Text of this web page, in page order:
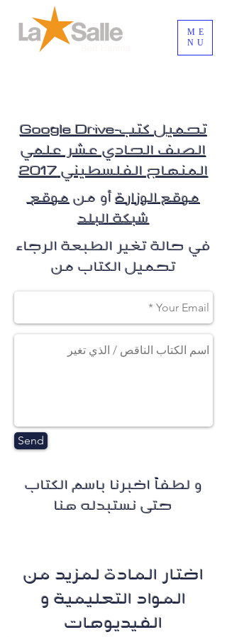
ME
NU
Google Drive-تحميل كتب
الصف الحادي عشر علمي
المنهاج الفلسطيني 2017
موقع الوزارةأو منموقع
شبكة البلد
في حالة تغير الطبعة الرجاء
تحميل الكتاب من
Send
و لطفاً اخبرنا باسم الكتاب
حتى نستبدله هنا
اختار المادة لمزيد من
المواد التعليمية و
الفيديوهات